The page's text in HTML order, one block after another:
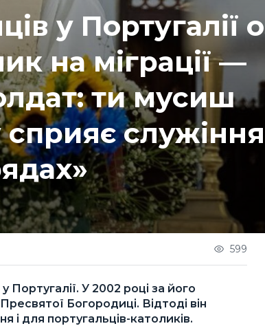
у Португалії
на міграції —
ти мусиш
сприяє служіння
599
Португалії. У 2002 році за його
Богородиці. Відтоді він
і для португальців-католиків.